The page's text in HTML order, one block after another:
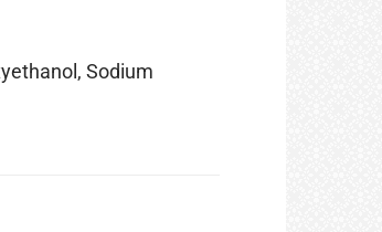
Sodium